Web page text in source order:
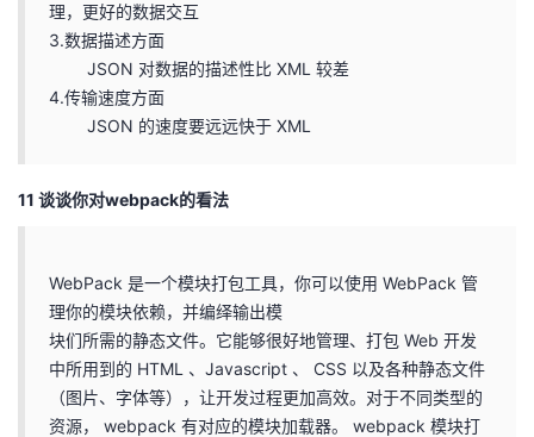
理，更好的数据交互
3.数据描述方面
JSON 对数据的描述性比 XML 较差
4.传输速度方面
JSON 的速度要远远快于 XML
11 谈谈你对webpack的看法
WebPack 是一个模块打包工具，你可以使用 WebPack 管
理你的模块依赖，并编绎输出模
块们所需的静态文件。它能够很好地管理、打包 Web 开发
中所用到的 HTML 、Javascript 、 CSS 以及各种静态文件
（图片、字体等），让开发过程更加高效。对于不同类型的
资源， webpack 有对应的模块加载器。 webpack 模块打